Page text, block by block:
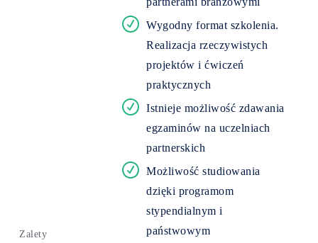
Zalety
Wygodny format szkolenia.
Realizacja rzeczywistych
projektów i ćwiczeń
praktycznych
Istnieje możliwość zdawania
egzaminów na uczelniach
partnerskich
Możliwość studiowania
dzięki programom
stypendialnym i
państwowym